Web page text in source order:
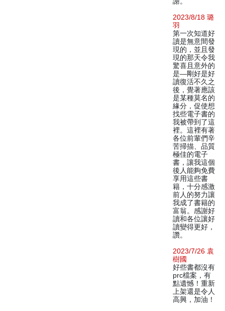
2023/8/18 璐
羽
第一次知道好
讀是無意間發
現的，並且發
現的那天令我
驚喜且意外的
是—剛好是好
讀復活不久之
後，覺著應該
是某種莫名的
緣分，促使想
找些電子書的
我被帶到了這
裡。這裡有著
各位前輩們辛
苦掃描、品質
極佳的電子
書，讓我這個
後人能夠免費
享用這些書
籍，十分感激
前人的努力讓
我成了書籍的
富翁。感謝好
讀和各位讓好
讀變得更好，
讚。
2023/7/26 袁
樹國
好些書都沒有
prc檔案，有
點遺憾！重新
上架還是令人
高興，加油！